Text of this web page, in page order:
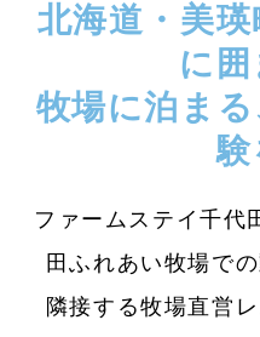
北海道・美
に囲
牧場に泊ま
験
ファームステイ千代
田ふれあい牧場で
隣接する牧場直営